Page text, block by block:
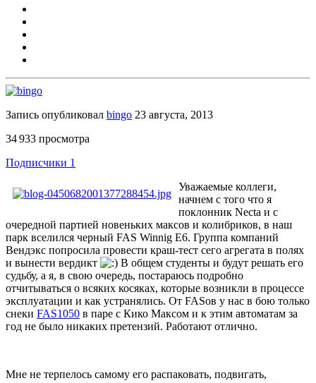
Запись опубликовал bingo 23 августа, 2013
34 933 просмотра
Подписчики 1
Уважаемые коллеги,
начнем с того что я
поклонник Necta и с
очередной партией новеньких максов и колибриков, в наш
парк вселился черный FAS Winnig E6. Группа компаний
Вендэкс попросила провести краш-тест сего агрегата в полях
и вынести вердикт
В общем студенты и будут решать его
судьбу, а я, в свою очередь, постараюсь подробно
отчитываться о всяких косяках, которые возникли в процессе
эксплуатации и как устранялись. От FASов у нас в бою только
снеки FAS1050 в паре с Кико Максом и к этим автоматам за
год не было никаких претензий. Работают отлично.
Мне не терпелось самому его распаковать, подвигать,